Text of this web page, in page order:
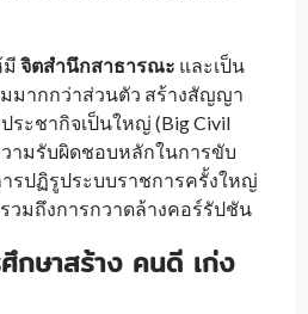
จิตสำนึกสาธารณะ และเป็น
มากกว่าส่วนตัว สร้างสัญญา
ะชากิจเป็นใหญ่ (Big Civil
ามรับผิดชอบหลักในการขับ
รปฏิรูประบบราชการครั้งใหญ่
วมถึงการกวาดล้างคอร์รัปชัน
กษาสร้าง คนดี เก่ง